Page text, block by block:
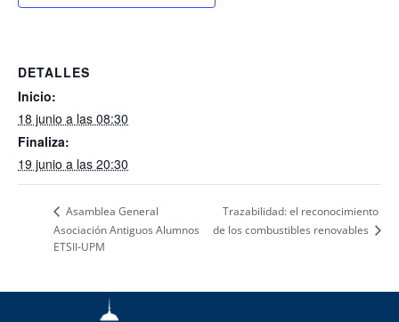
DETALLES
Inicio:
18 junio a las 08:30
Finaliza:
19 junio a las 20:30
Asamblea General
Asociación Antiguos Alumnos
ETSII-UPM
Trazabilidad: el reconocimiento
de los combustibles renovables